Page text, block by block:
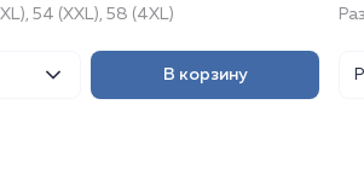
54 (XXL), 58 (4XL)
В корзину